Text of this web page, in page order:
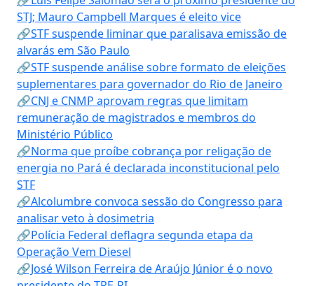
STJ; Mauro Campbell Marques é eleito vice
🔗STF suspende liminar que paralisava emissão de
alvarás em São Paulo
🔗STF suspende análise sobre formato de eleições
suplementares para governador do Rio de Janeiro
🔗CNJ e CNMP aprovam regras que limitam
remuneração de magistrados e membros do
Ministério Público
🔗Norma que proíbe cobrança por religação de
energia no Pará é declarada inconstitucional pelo
STF
🔗Alcolumbre convoca sessão do Congresso para
analisar veto à dosimetria
🔗Polícia Federal deflagra segunda etapa da
Operação Vem Diesel
🔗José Wilson Ferreira de Araújo Júnior é o novo